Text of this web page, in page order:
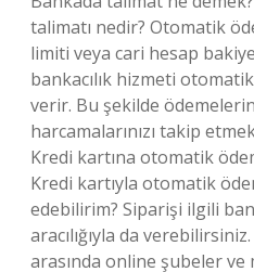
talimatı nedir? Otomatik
limiti veya cari hesap
bankacılık hizmeti
verir. Bu şekilde
harcamalarınızı takip
Kredi kartına otomatik
Kredi kartıyla otomatik
edebilirim? Siparişi ilgili
aracılığıyla da
arasında online şubeler ve